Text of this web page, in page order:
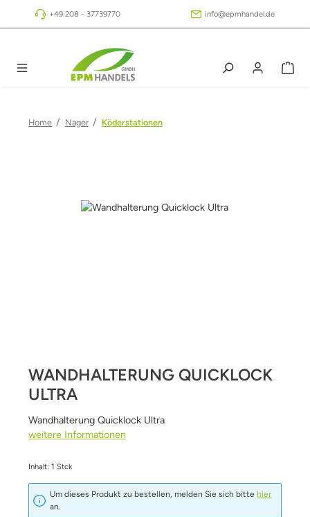
Zum Hauptinhalt springen
+49 208 - 37739770 info@epmhandel.de
Home / Nager / Köderstationen
Bildergalerie überspringen
WANDHALTERUNG QUICKLOCK
ULTRA
Wandhalterung Quicklock Ultra
weitere Informationen
Inhalt: 1 Stck
Um dieses Produkt zu bestellen, melden Sie sich bitte hier
an.